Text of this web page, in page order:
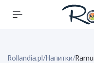
Rollandia.pl/Напитки/